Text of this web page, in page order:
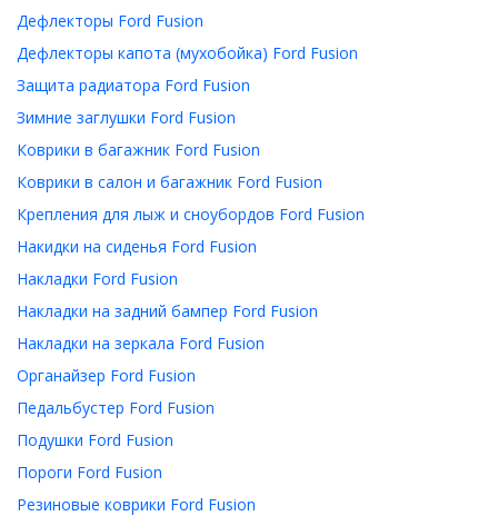
Дефлекторы Ford Fusion
Дефлекторы капота (мухобойка) Ford Fusion
Защита радиатора Ford Fusion
Зимние заглушки Ford Fusion
Коврики в багажник Ford Fusion
Коврики в салон и багажник Ford Fusion
Крепления для лыж и сноубордов Ford Fusion
Накидки на сиденья Ford Fusion
Накладки Ford Fusion
Накладки на задний бампер Ford Fusion
Накладки на зеркала Ford Fusion
Органайзер Ford Fusion
Педальбустер Ford Fusion
Подушки Ford Fusion
Пороги Ford Fusion
Резиновые коврики Ford Fusion